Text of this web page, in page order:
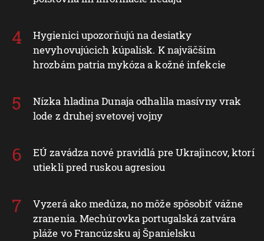
Hygienici upozorňujú na desiatky
nevyhovujúcich kúpalísk. K najväčším
hrozbám patria mykóza a kožné infekcie
Nízka hladina Dunaja odhalila masívny vrak
lode z druhej svetovej vojny
EÚ zavádza nové pravidlá pre Ukrajincov, ktorí
utiekli pred ruskou agresiou
Vyzerá ako medúza, no môže spôsobiť vážne
zranenia. Mechúrovka portugalská zatvára
pláže vo Francúzsku aj Španielsku